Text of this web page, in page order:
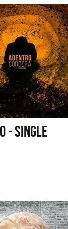
- SINGLE